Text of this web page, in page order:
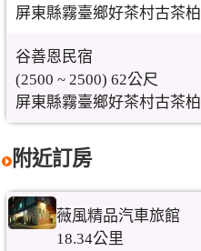
屏東縣霧臺鄉好茶村古茶
谷善恩民宿
(2500 ~ 2500) 62公尺
屏東縣霧臺鄉好茶村古茶
附近訂房
薇風精品汽車旅館
18.34公里